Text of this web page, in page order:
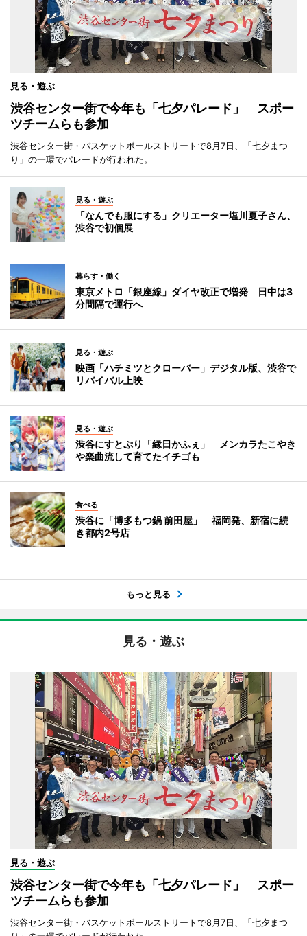
見る・遊ぶ
渋谷センター街で今年も「七夕パレード」 スポー
ツチームらも参加
渋谷センター街・バスケットボールストリートで8月7日、「七夕まつ
り」の一環でパレードが行われた。
見る・遊ぶ
「なんでも服にする」クリエーター塩川夏子さん、
渋谷で初個展
暮らす・働く
東京メトロ「銀座線」ダイヤ改正で増発 日中は3
分間隔で運行へ
見る・遊ぶ
映画「ハチミツとクローバー」デジタル版、渋谷で
リバイバル上映
見る・遊ぶ
渋谷にすとぷり「縁日かふぇ」 メンカラたこやき
や楽曲流して育てたイチゴも
食べる
渋谷に「博多もつ鍋 前田屋」 福岡発、新宿に続
き都内2号店
もっと見る
見る・遊ぶ
見る・遊ぶ
渋谷センター街で今年も「七夕パレード」 スポー
ツチームらも参加
渋谷センター街・バスケットボールストリートで8月7日、「七夕まつ